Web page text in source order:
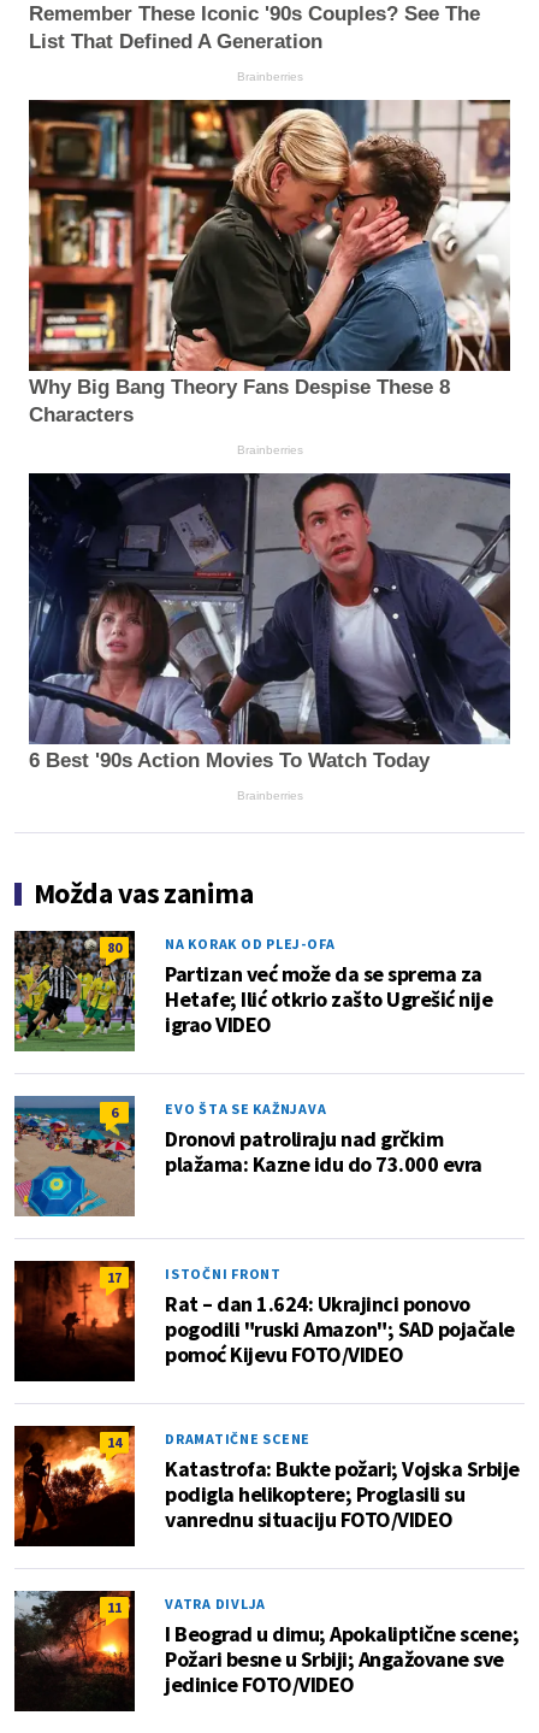
Remember These Iconic '90s Couples? See The
List That Defined A Generation
Brainberries
Why Big Bang Theory Fans Despise These 8
Characters
Brainberries
6 Best '90s Action Movies To Watch Today
Brainberries
Možda vas zanima
80 NA KORAK OD PLEJ-OFA
Partizan već može da se sprema za
Hetafe; Ilić otkrio zašto Ugrešić nije
igrao VIDEO
6 EVO ŠTA SE KAŽNJAVA
Dronovi patroliraju nad grčkim
plažama: Kazne idu do 73.000 evra
17 ISTOČNI FRONT
Rat – dan 1.624: Ukrajinci ponovo
pogodili "ruski Amazon"; SAD pojačale
pomoć Kijevu FOTO/VIDEO
14 DRAMATIČNE SCENE
Katastrofa: Bukte požari; Vojska Srbije
podigla helikoptere; Proglasili su
vanrednu situaciju FOTO/VIDEO
11 VATRA DIVLJA
I Beograd u dimu; Apokaliptične scene;
Požari besne u Srbiji; Angažovane sve
jedinice FOTO/VIDEO